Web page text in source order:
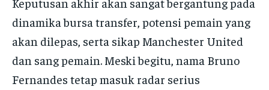
dinamika bursa transfer, potensi pemain yang
akan dilepas, serta sikap Manchester United
dan sang pemain. Meski begitu, nama Bruno
Fernandes tetap masuk radar serius